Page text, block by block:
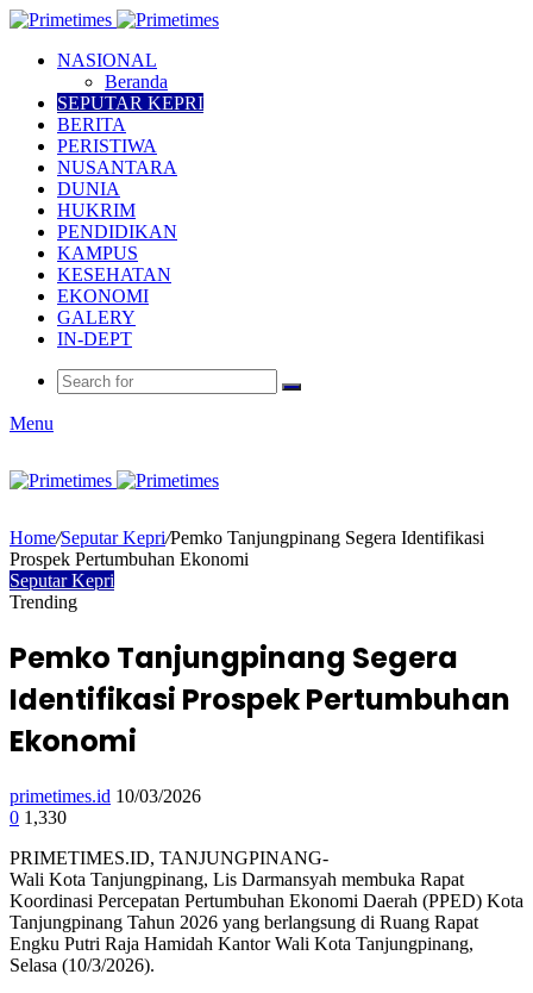
NASIONAL
Beranda
SEPUTAR KEPRI
BERITA
PERISTIWA
NUSANTARA
DUNIA
HUKRIM
PENDIDIKAN
KAMPUS
KESEHATAN
EKONOMI
GALERY
IN-DEPT
Menu
Home/Seputar Kepri/Pemko Tanjungpinang Segera Identifikasi
Prospek Pertumbuhan Ekonomi
Seputar Kepri
Trending
Pemko Tanjungpinang Segera
Identifikasi Prospek Pertumbuhan
Ekonomi
primetimes.id 10/03/2026
0 1,330
PRIMETIMES.ID, TANJUNGPINANG-
Wali Kota Tanjungpinang, Lis Darmansyah membuka Rapat
Koordinasi Percepatan Pertumbuhan Ekonomi Daerah (PPED) Kota
Tanjungpinang Tahun 2026 yang berlangsung di Ruang Rapat
Engku Putri Raja Hamidah Kantor Wali Kota Tanjungpinang,
Selasa (10/3/2026).